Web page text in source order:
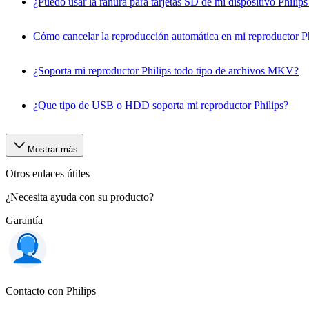
Cómo cancelar la reproducción automática en mi reproductor
¿Soporta mi reproductor Philips todo tipo de archivos MKV?
¿Que tipo de USB o HDD soporta mi reproductor Philips?
Mostrar más
Otros enlaces útiles
¿Necesita ayuda con su producto?
Garantía
Contacto con Philips